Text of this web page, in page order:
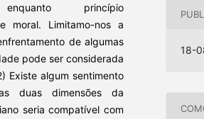
princípio
moral. Limitamo-nos a
de algumas
pode ser considerada
Existe algum sentimento
duas dimensões da
seria compatível com
18-